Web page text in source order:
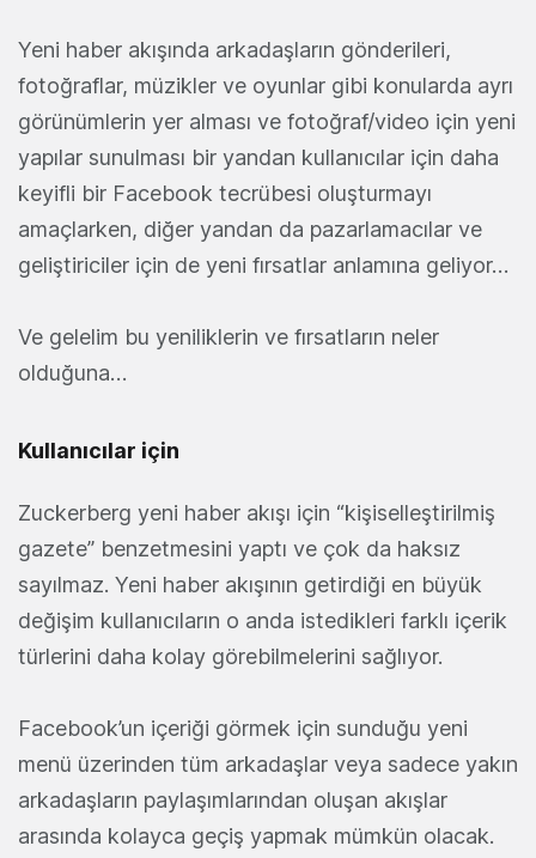
Yeni haber akışında arkadaşların gönderileri,
fotoğraflar, müzikler ve oyunlar gibi konularda ayrı
görünümlerin yer alması ve fotoğraf/video için yeni
yapılar sunulması bir yandan kullanıcılar için daha
keyifli bir Facebook tecrübesi oluşturmayı
amaçlarken, diğer yandan da pazarlamacılar ve
geliştiriciler için de yeni fırsatlar anlamına geliyor…
Ve gelelim bu yeniliklerin ve fırsatların neler
olduğuna…
Kullanıcılar için
Zuckerberg yeni haber akışı için “kişiselleştirilmiş
gazete” benzetmesini yaptı ve çok da haksız
sayılmaz. Yeni haber akışının getirdiği en büyük
değişim kullanıcıların o anda istedikleri farklı içerik
türlerini daha kolay görebilmelerini sağlıyor.
Facebook’un içeriği görmek için sunduğu yeni
menü üzerinden tüm arkadaşlar veya sadece yakın
arkadaşların paylaşımlarından oluşan akışlar
arasında kolayca geçiş yapmak mümkün olacak.